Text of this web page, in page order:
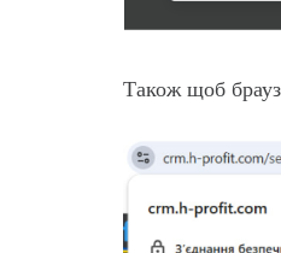
Також щоб